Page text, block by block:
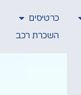
כרטיסים
השכרת רכב